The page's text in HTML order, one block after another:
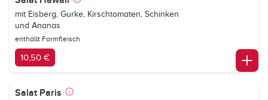
mit Eisberg, Gurke, Kirschtomaten, Schinken
und Ananas
enthällt Formfleisch
10,50 €
Salat Paris